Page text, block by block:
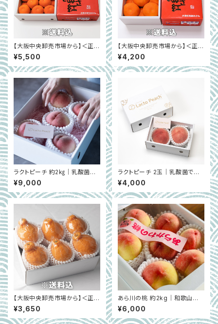
【大阪中央卸売市場から】＜正品
＞さぬき紅（ハウスみかん）約2
㎏
¥5,500
【大阪中央卸売市場から】＜正品
＞さぬき紅（ハウスみかん）約1.
2㎏
¥4,200
ラクトピーチ 約2㎏｜乳酸菌で
育てた特別な桃｜和歌山県紀の
川市桃山町 ※7月
¥9,000
ラクトピーチ 2玉｜乳酸菌で育
てた特別な桃｜和歌山県紀の川
市桃山町 ※7月
¥4,000
【大阪中央卸売市場から】＜正品
＞こだわりの不知火（しらぬい）
約1.5㎏（6玉） フードロス削減
に貢献！
¥3,650
あら川の桃 約2kg｜和歌山県
紀の川市桃山町 FARMER'S F
ARMER ※6月中旬～7月下旬
¥6,000